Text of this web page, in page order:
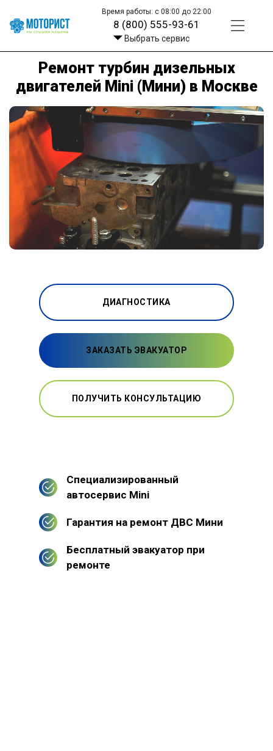
Время работы: с 08:00 до 22:00
8 (800) 555-93-61
Выбрать сервис
Ремонт турбин дизельных
двигателей Mini (Мини) в Москве
ДИАГНОСТИКА
ЗАКАЗАТЬ ЭВАКУАТОР
ПОЛУЧИТЬ КОНСУЛЬТАЦИЮ
Специализированный
автосервис Mini
Гарантия на ремонт ДВС Мини
Бесплатный эвакуатор при
ремонте